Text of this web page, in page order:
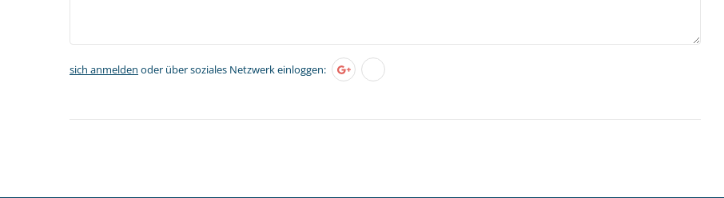
sich anmelden oder über soziales Netzwerk einloggen: